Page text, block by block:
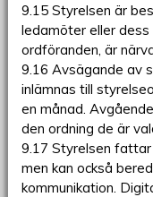
9.15 Styrelsen är
ledamöter eller dess
ordföranden, är
9.16 Avsägande av
inlämnas till
en månad.
den ordning de är
9.17 Styrelsen fattar
men kan också
kommunikation.